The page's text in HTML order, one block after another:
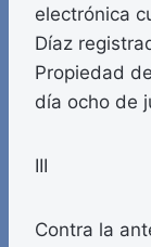
electrónica
Díaz
Propiedad
día ocho de
III
Contra la